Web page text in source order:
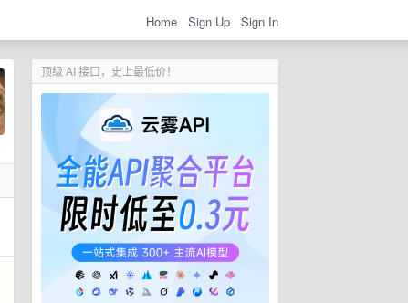
Home Sign Up Sign In
顶级 AI 接口，史上最低价！